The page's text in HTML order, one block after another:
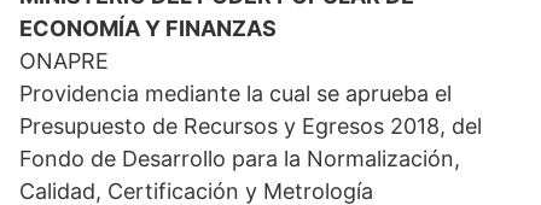
ECONOMÍA Y FINANZAS
ONAPRE
Providencia mediante la cual se aprueba el
Presupuesto de Recursos y Egresos 2018, del
Fondo de Desarrollo para la Normalización,
Calidad, Certificación y Metrología